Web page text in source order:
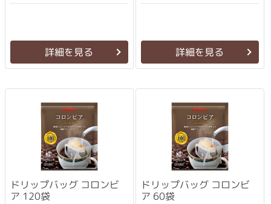
詳細を見る 詳細を見る
ドリップバッグ コロンビ
ア 120袋
ドリップバッグ コロンビ
ア 60袋